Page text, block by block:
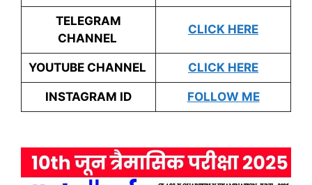
TELEGRAM
CHANNEL
CLICK HERE
YOUTUBE CHANNEL CLICK HERE
INSTAGRAM ID FOLLOW ME